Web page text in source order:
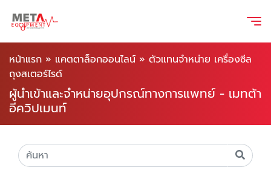
หน้าแรก » แคตตาล็อกออนไลน์ » ตัวแทนจำหน่าย เครื่องซีล
ถุงสเตอร์ไรด์
ผู้นำเข้าและจำหน่ายอุปกรณ์ทางการแพทย์ - เมทต้า
อีควิปเมนท์